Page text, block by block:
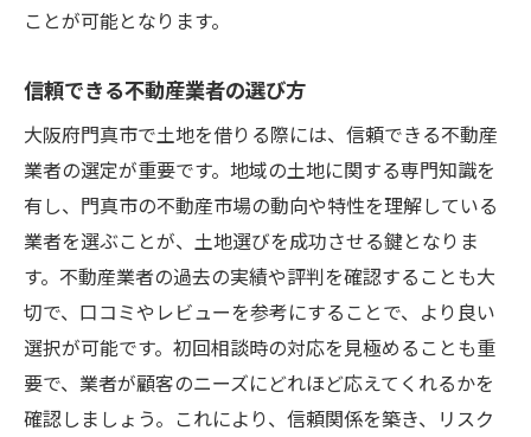
ことが可能となります。
信頼できる不動産業者の選び方
大阪府門真市で土地を借りる際には、信頼できる不動産
業者の選定が重要です。地域の土地に関する専門知識を
有し、門真市の不動産市場の動向や特性を理解している
業者を選ぶことが、土地選びを成功させる鍵となりま
す。不動産業者の過去の実績や評判を確認することも大
切で、口コミやレビューを参考にすることで、より良い
選択が可能です。初回相談時の対応を見極めることも重
要で、業者が顧客のニーズにどれほど応えてくれるかを
確認しましょう。これにより、信頼関係を築き、リスク